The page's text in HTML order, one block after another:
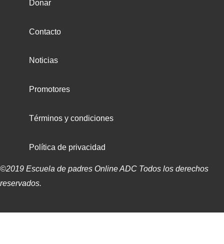
Donar
Contacto
Noticias
Promotores
Términos y condiciones
Política de privacidad
©2019 Escuela de padres Online ADC Todos los derechos
reservados.